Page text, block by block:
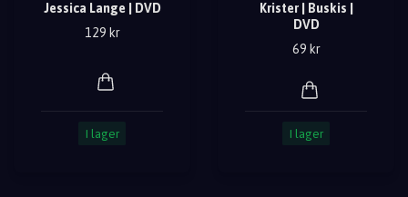
Jessica Lange | DVD
129 kr
I lager
Krister | Buskis |
DVD
69 kr
I lager